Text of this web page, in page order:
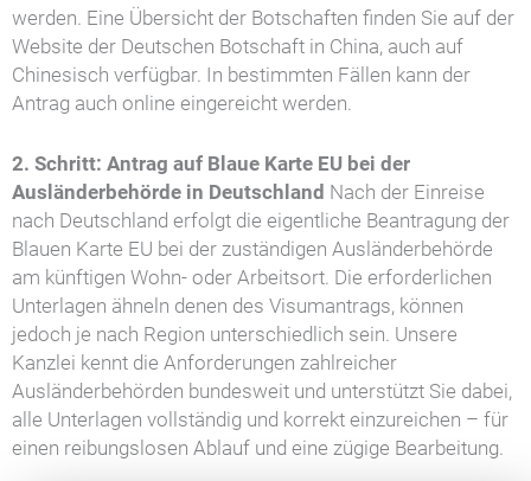
werden. Eine Übersicht der Botschaften finden Sie auf der
Website der Deutschen Botschaft in China, auch auf
Chinesisch verfügbar. In bestimmten Fällen kann der
Antrag auch online eingereicht werden.
2. Schritt: Antrag auf Blaue Karte EU bei der
Ausländerbehörde in Deutschland Nach der Einreise
nach Deutschland erfolgt die eigentliche Beantragung der
Blauen Karte EU bei der zuständigen Ausländerbehörde
am künftigen Wohn- oder Arbeitsort. Die erforderlichen
Unterlagen ähneln denen des Visumantrags, können
jedoch je nach Region unterschiedlich sein. Unsere
Kanzlei kennt die Anforderungen zahlreicher
Ausländerbehörden bundesweit und unterstützt Sie dabei,
alle Unterlagen vollständig und korrekt einzureichen – für
einen reibungslosen Ablauf und eine zügige Bearbeitung.